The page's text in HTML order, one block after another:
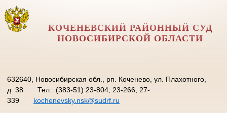
КОЧЕНЕВСКИЙ РАЙОННЫЙ СУД
НОВОСИБИРСКОЙ ОБЛАСТИ
632640, Новосибирская обл., рп. Коченево, ул. Плахотного,
д. 38
Тел.: (383-51) 23-804, 23-266, 27-
339
kochenevsky.nsk@sudrf.ru